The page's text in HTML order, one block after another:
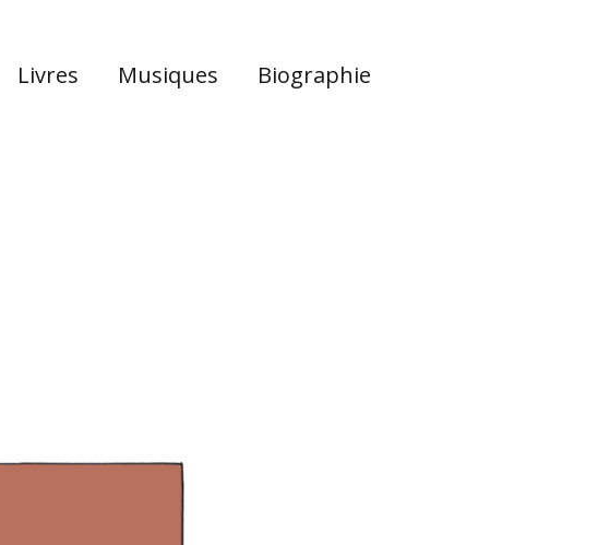
Livres Musiques Biographie